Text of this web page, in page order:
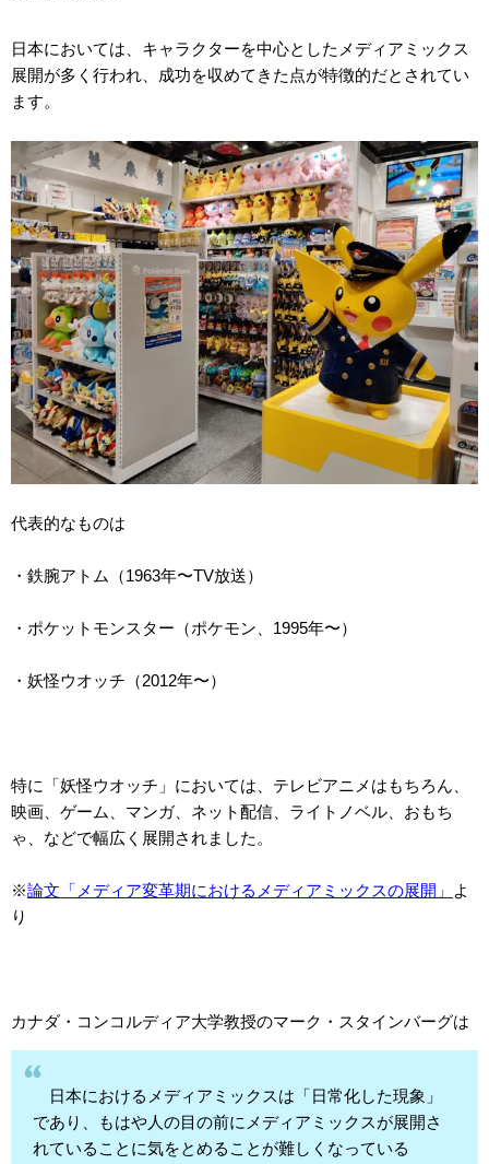
日本においては、キャラクターを中心としたメディアミックス
展開が多く行われ、成功を収めてきた点が特徴的だとされてい
ます。
代表的なものは
・鉄腕アトム（1963年〜TV放送）
・ポケットモンスター（ポケモン、1995年〜）
・妖怪ウオッチ（2012年〜）
特に「妖怪ウオッチ」においては、テレビアニメはもちろん、
映画、ゲーム、マンガ、ネット配信、ライトノベル、おもち
ゃ、などで幅広く展開されました。
※論文「メディア変革期におけるメディアミックスの展開」
よ
り
カナダ・コンコルディア大学教授のマーク・スタインバーグは
日本におけるメディアミックスは「日常化した現象」
であり、もはや人の目の前にメディアミックスが展開さ
れていることに気をとめることが難しくなっている